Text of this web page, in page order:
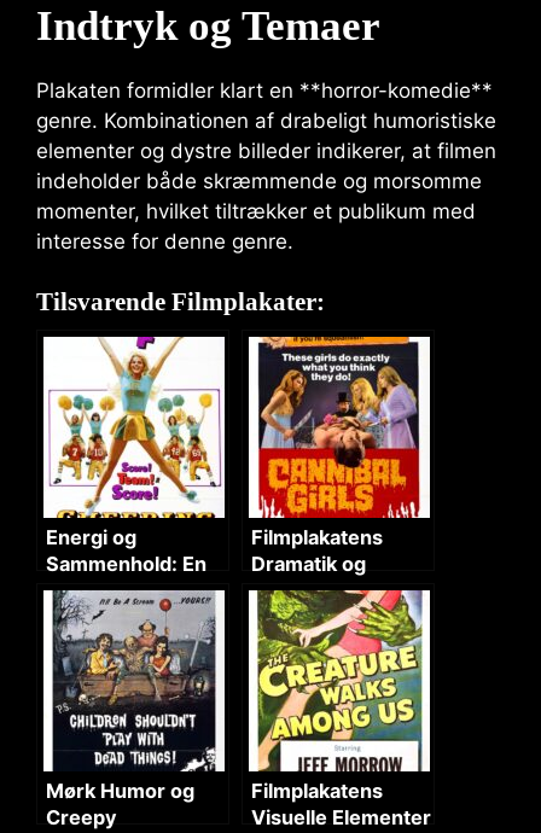
Indtryk og Temaer
Plakaten formidler klart en **horror-komedie**
genre. Kombinationen af drabeligt humoristiske
elementer og dystre billeder indikerer, at filmen
indeholder både skræmmende og morsomme
momenter, hvilket tiltrækker et publikum med
interesse for denne genre.
Tilsvarende Filmplakater:
Energi og
Sammenhold: En
Analyse af
Filmplakaten
Filmplakatens
Dramatik og
Horror Atmosfære
Mørk Humor og
Creepy
Filmplakatens
Visuelle Elementer